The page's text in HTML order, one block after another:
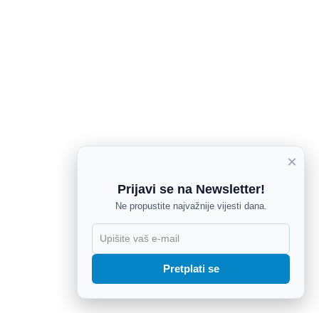
×
Prijavi se na Newsletter!
Ne propustite najvažnije vijesti dana.
Pretplati se